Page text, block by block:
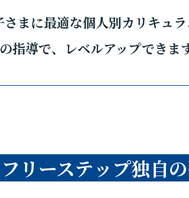
まに最適な個人別カリキュ
指導で、レベルアップできます
リーステップ独自